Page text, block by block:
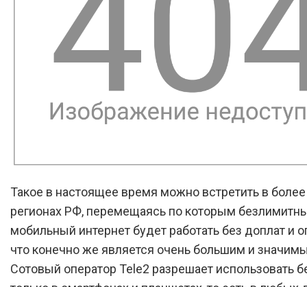
Такое в настоящее время можно встретить в
регионах РФ, перемещаясь по которым
мобильный интернет будет работать без доплат и
что конечно же является очень большим и
Сотовый оператор Tele2 разрешает использовать